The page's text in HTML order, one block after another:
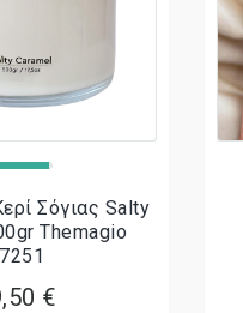
Σόγιας Salty
Themagio
€